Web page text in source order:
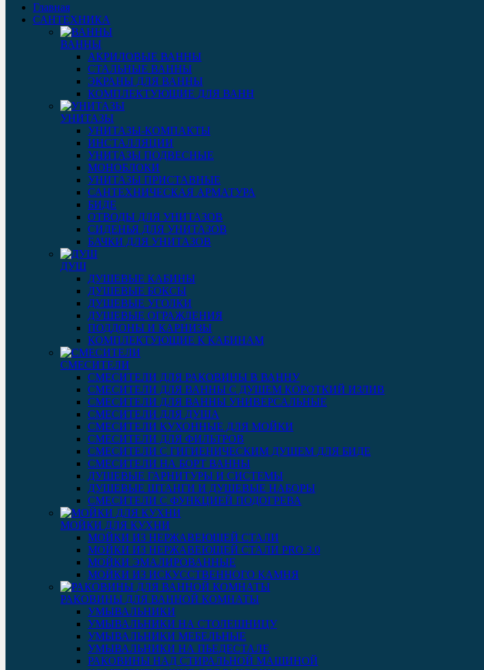
Главная
САНТЕХНИКА
ВАННЫ
АКРИЛОВЫЕ ВАННЫ
СТАЛЬНЫЕ ВАННЫ
ЭКРАНЫ ДЛЯ ВАННЫ
КОМПЛЕКТУЮЩИЕ ДЛЯ ВАНН
УНИТАЗЫ
УНИТАЗЫ-КОМПАКТЫ
ИНСТАЛЛЯЦИИ
УНИТАЗЫ ПОДВЕСНЫЕ
МОНОБЛОКИ
УНИТАЗЫ ПРИСТАВНЫЕ
САНТЕХНИЧЕСКАЯ АРМАТУРА
БИДЕ
ОТВОДЫ ДЛЯ УНИТАЗОВ
СИДЕНЬЯ ДЛЯ УНИТАЗОВ
БАЧКИ ДЛЯ УНИТАЗОВ
ДУШ
ДУШЕВЫЕ КАБИНЫ
ДУШЕВЫЕ БОКСЫ
ДУШЕВЫЕ УГОЛКИ
ДУШЕВЫЕ ОГРАЖДЕНИЯ
ПОДДОНЫ И КАРНИЗЫ
КОМПЛЕКТУЮЩИЕ К КАБИНАМ
СМЕСИТЕЛИ
СМЕСИТЕЛИ ДЛЯ РАКОВИНЫ В ВАННУ
СМЕСИТЕЛИ ДЛЯ ВАННЫ С ДУШЕМ КОРОТКИЙ ИЗЛИВ
СМЕСИТЕЛИ ДЛЯ ВАННЫ УНИВЕРСАЛЬНЫЕ
СМЕСИТЕЛИ ДЛЯ ДУША
СМЕСИТЕЛИ КУХОННЫЕ ДЛЯ МОЙКИ
СМЕСИТЕЛИ ДЛЯ ФИЛЬТРОВ
СМЕСИТЕЛИ С ГИГИЕНИЧЕСКИМ ДУШЕМ ДЛЯ БИДЕ
СМЕСИТЕЛИ НА БОРТ ВАННЫ
ДУШЕВЫЕ ГАРНИТУРЫ И СИСТЕМЫ
ДУШЕВЫЕ ШТАНГИ И ДУШЕВЫЕ НАБОРЫ
СМЕСИТЕЛИ С ФУНКЦИЕЙ ПОДОГРЕВА
МОЙКИ ДЛЯ КУХНИ
МОЙКИ ИЗ НЕРЖАВЕЮЩЕЙ СТАЛИ
МОЙКИ ИЗ НЕРЖАВЕЮЩЕЙ СТАЛИ PRO 3.0
МОЙКИ ЭМАЛИРОВАННЫЕ
МОЙКИ ИЗ ИСКУССТВЕННОГО КАМНЯ
РАКОВИНЫ ДЛЯ ВАННОЙ КОМНАТЫ
УМЫВАЛЬНИКИ
УМЫВАЛЬНИКИ НА СТОЛЕШНИЦУ
УМЫВАЛЬНИКИ МЕБЕЛЬНЫЕ
УМЫВАЛЬНИКИ НА ПЬЕДЕСТАЛЕ
РАКОВИНЫ НАД СТИРАЛЬНОЙ МАШИНОЙ